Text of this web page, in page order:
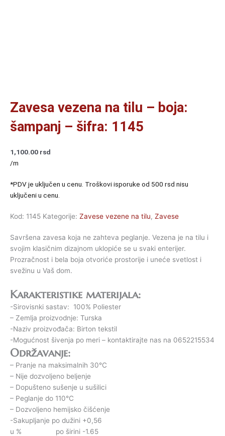
Zavesa vezena na tilu – boja:
šampanj – šifra: 1145
1,100.00 rsd
/m
*PDV je uključen u cenu. Troškovi isporuke od 500 rsd nisu
uključeni u cenu.
Kod: 1145 Kategorije: Zavese vezene na tilu, Zavese
Savršena zavesa koja ne zahteva peglanje. Vezena je na tilu i
svojim klasičnim dizajnom uklopiće se u svaki enterijer.
Prozračnost i bela boja otvoriće prostorije i uneće svetlost i
svežinu u Vaš dom.
Karakteristike materijala:
-Sirovisnki sastav: 100% Poliester
– Zemlja proizvodnje: Turska
-Naziv proizvođača: Birton tekstil
-Mogućnost šivenja po meri – kontaktirajte nas na 0652215534
Održavanje:
– Pranje na maksimalnih 30°C
– Nije dozvoljeno beljenje
– Dopušteno sušenje u sušilici
– Peglanje do 110°C
– Dozvoljeno hemijsko čišćenje
-Sakupljanje po dužini +0,56
u % po širini -1.65